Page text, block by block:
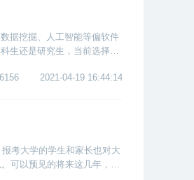
据挖掘、人工智能等偏软件
生还是研究生，当前选择大
6156
2021-04-19 16:44:14
考大学的学生和家长也对大
可以预见的将来这几年，这